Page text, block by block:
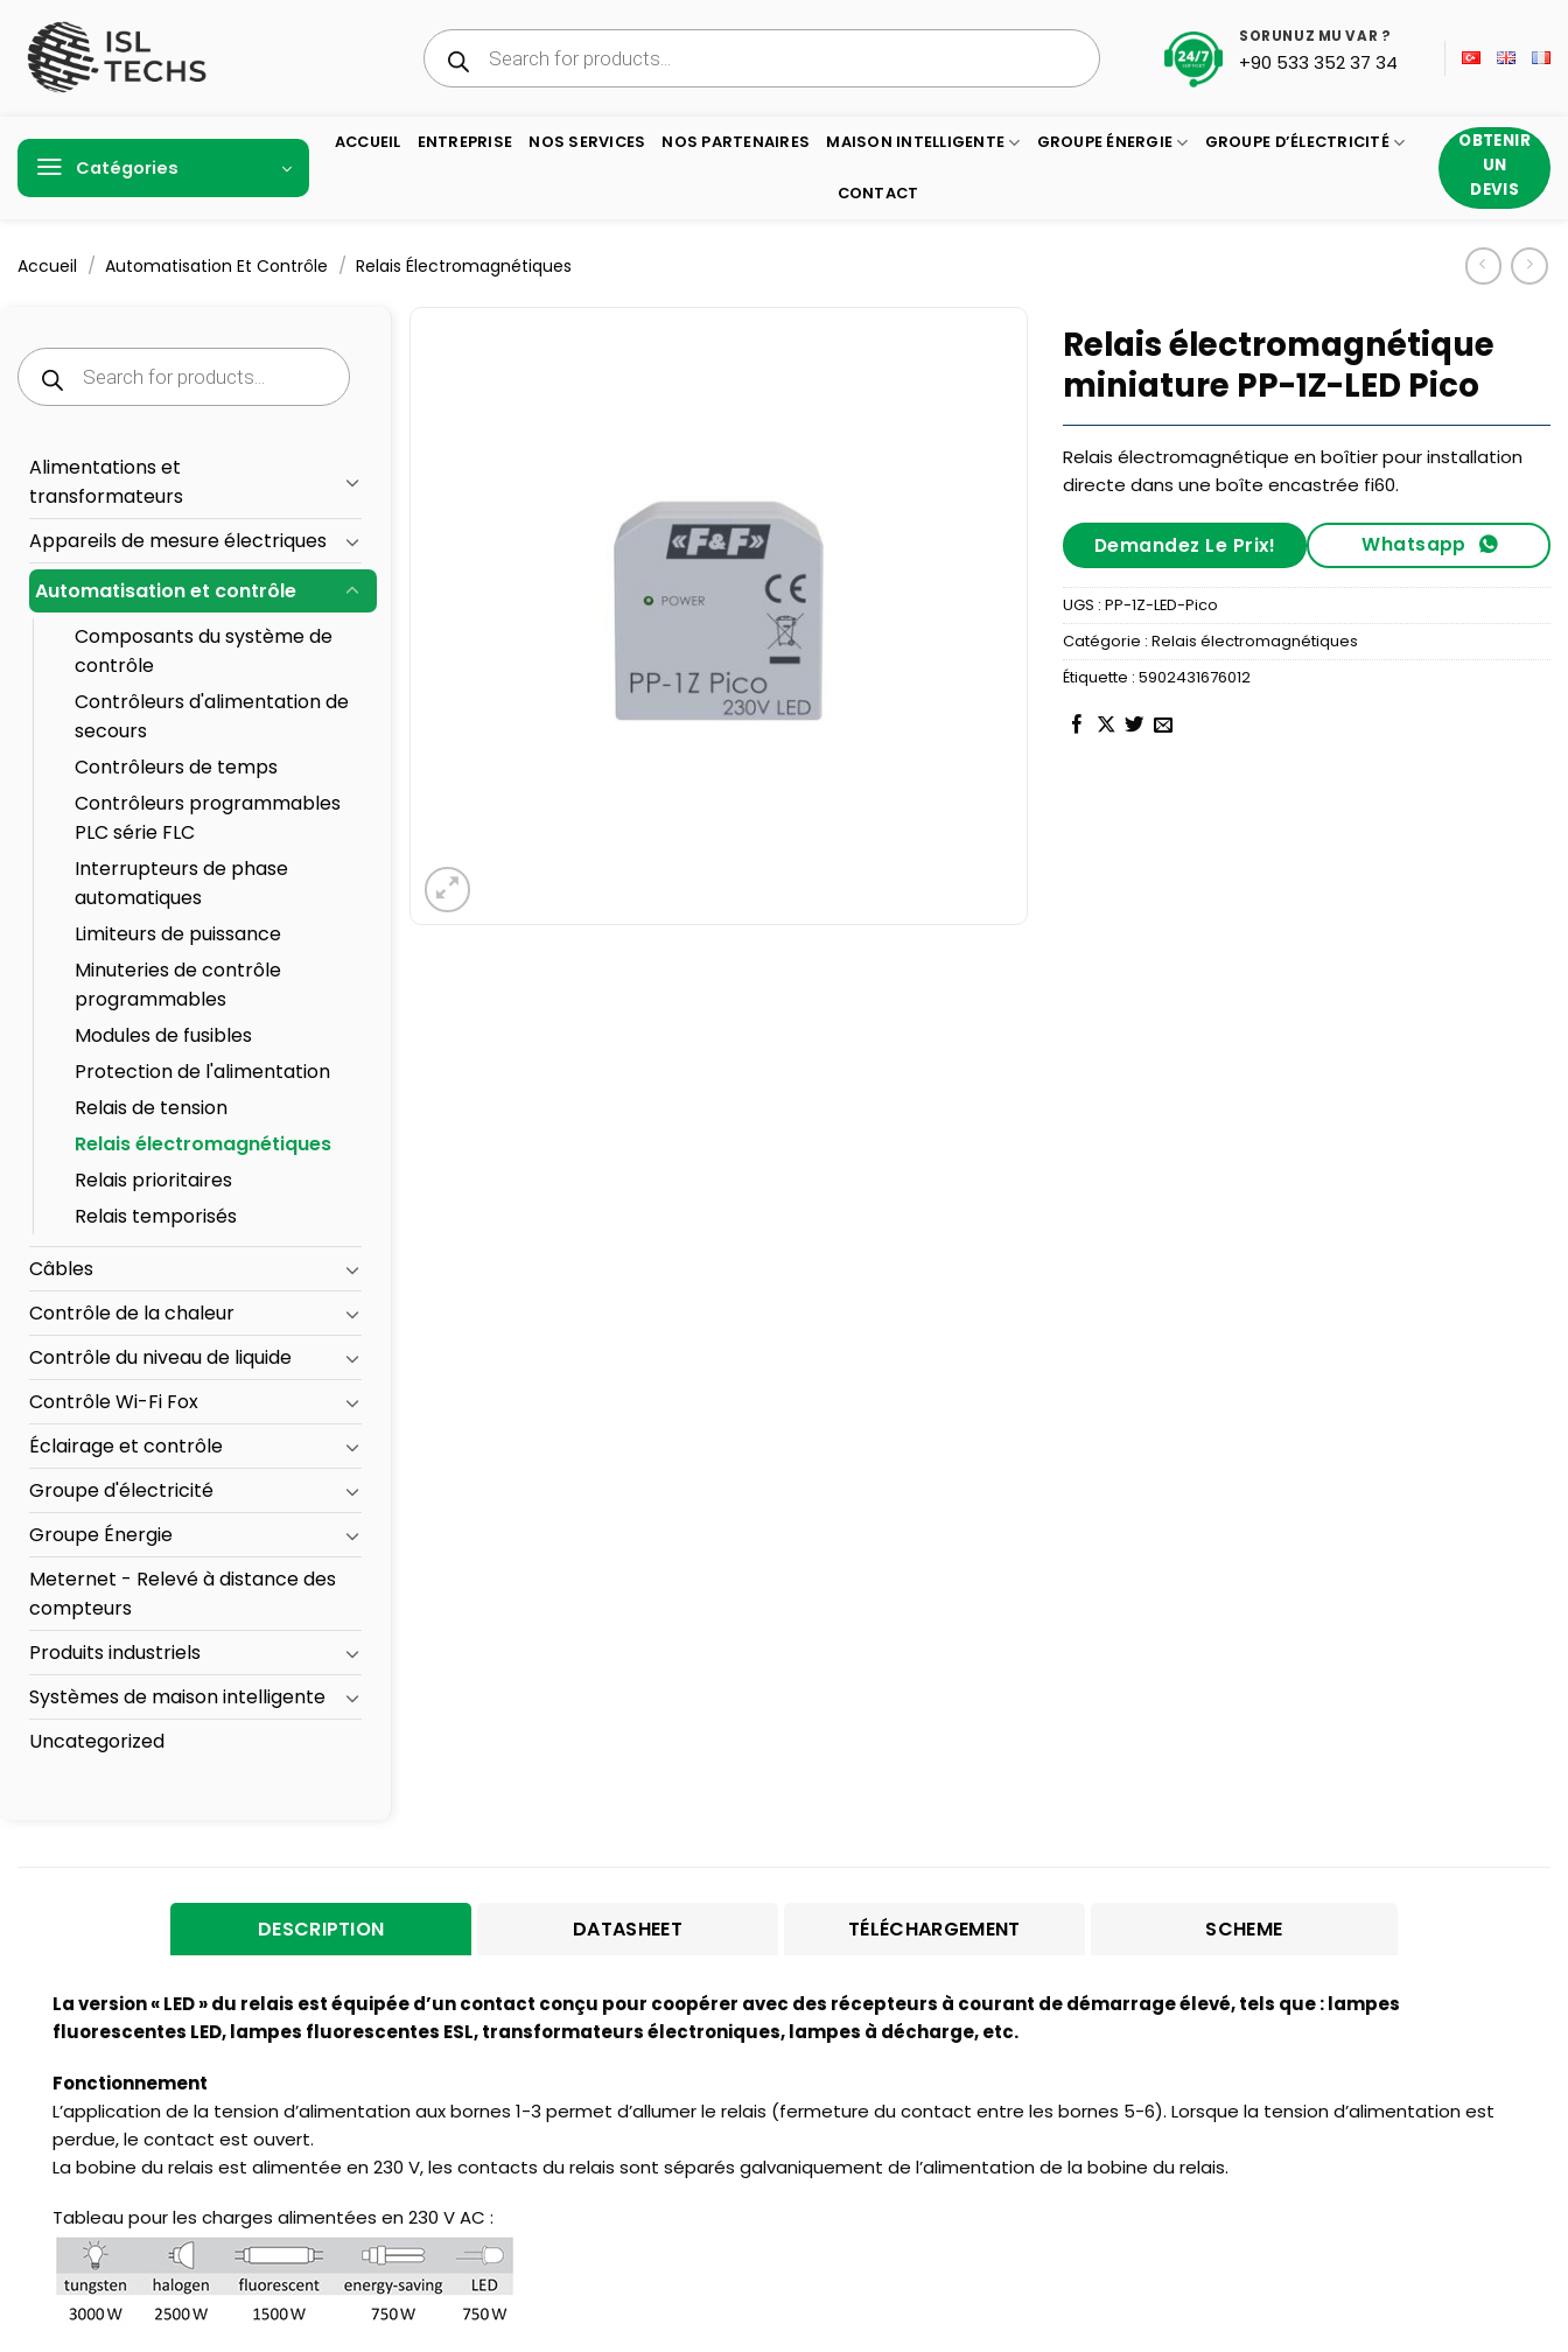
contenu
Recherche
de
produits
SORUNUZ MU VAR ?
+90 533 352 37 34
Catégories
ACCUEIL ENTREPRISE NOS SERVICES NOS PARTENAIRES MAISON INTELLIGENTE GROUPE ÉNERGIE GROUPE D’ÉLECTRICITÉ
CONTACT
OBTENIR
UN
DEVIS
Accueil / Automatisation Et Contrôle / Relais Électromagnétiques
Relais électromagnétique
miniature PP-1Z-LED Pico
Relais électromagnétique en boîtier pour installation
directe dans une boîte encastrée fi60.
Demandez Le Prix! Whatsapp
UGS : PP-1Z-LED-Pico
Catégorie : Relais électromagnétiques
Étiquette : 5902431676012
Recherche
de
produits
Alimentations et
transformateurs
Appareils de mesure électriques
Automatisation et contrôle
Composants du système de
contrôle
Contrôleurs d'alimentation de
secours
Contrôleurs de temps
Contrôleurs programmables
PLC série FLC
Interrupteurs de phase
automatiques
Limiteurs de puissance
Minuteries de contrôle
programmables
Modules de fusibles
Protection de l'alimentation
Relais de tension
Relais électromagnétiques
Relais prioritaires
Relais temporisés
Câbles
Contrôle de la chaleur
Contrôle du niveau de liquide
Contrôle Wi-Fi Fox
Éclairage et contrôle
Groupe d'électricité
Groupe Énergie
Meternet - Relevé à distance des
compteurs
Produits industriels
Systèmes de maison intelligente
Uncategorized
DESCRIPTION DATASHEET TÉLÉCHARGEMENT SCHEME
La version « LED » du relais est équipée d’un contact conçu pour coopérer avec des récepteurs à courant de démarrage élevé, tels que : lampes
fluorescentes LED, lampes fluorescentes ESL, transformateurs électroniques, lampes à décharge, etc.
Fonctionnement
L’application de la tension d’alimentation aux bornes 1-3 permet d’allumer le relais (fermeture du contact entre les bornes 5-6). Lorsque la tension d’alimentation est
perdue, le contact est ouvert.
La bobine du relais est alimentée en 230 V, les contacts du relais sont séparés galvaniquement de l’alimentation de la bobine du relais.
Tableau pour les charges alimentées en 230 V AC :